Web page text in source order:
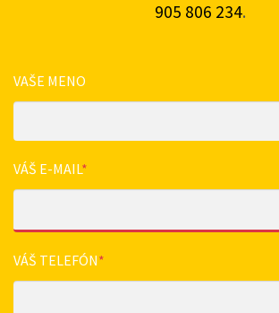
905 806 234.
VAŠE MENO
VÁŠ E-MAIL*
VÁŠ TELEFÓN*